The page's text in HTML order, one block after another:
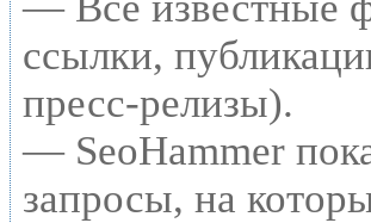
ссылки,
пресс-релизы).
— SeoHammer
запросы, на